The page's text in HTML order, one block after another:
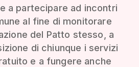
a partecipare ad incontri
al fine di monitorare
del Patto stesso, a
di chiunque i servizi
e a fungere anche